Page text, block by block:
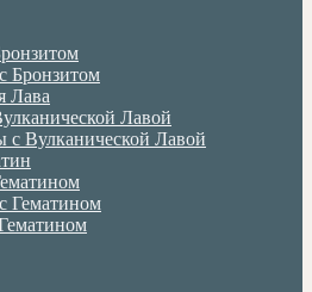
Бронзитом
Лава
Лавой
с Вулканической Лавой
Гематином